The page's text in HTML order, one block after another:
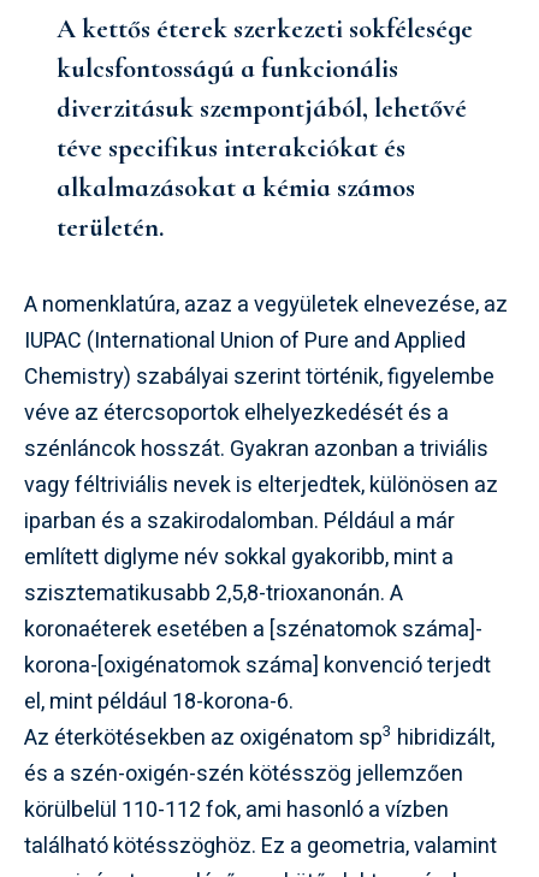
A kettős éterek szerkezeti sokfélesége
kulcsfontosságú a funkcionális
diverzitásuk szempontjából, lehetővé
téve specifikus interakciókat és
alkalmazásokat a kémia számos
területén.
A nomenklatúra, azaz a vegyületek elnevezése, az
IUPAC (International Union of Pure and Applied
Chemistry) szabályai szerint történik, figyelembe
véve az étercsoportok elhelyezkedését és a
szénláncok hosszát. Gyakran azonban a triviális
vagy féltriviális nevek is elterjedtek, különösen az
iparban és a szakirodalomban. Például a már
említett diglyme név sokkal gyakoribb, mint a
szisztematikusabb 2,5,8-trioxanonán. A
koronaéterek esetében a [szénatomok száma]-
korona-[oxigénatomok száma] konvenció terjedt
el, mint például 18-korona-6.
Az éterkötésekben az oxigénatom sp3 hibridizált,
és a szén-oxigén-szén kötésszög jellemzően
körülbelül 110-112 fok, ami hasonló a vízben
található kötésszöghöz. Ez a geometria, valamint